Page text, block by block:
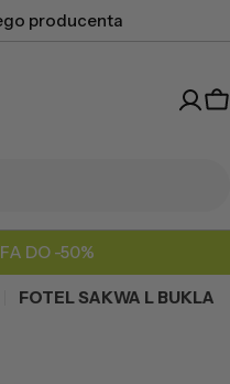
producenta
DO -50%
FOTEL SAKWA L BUKLA